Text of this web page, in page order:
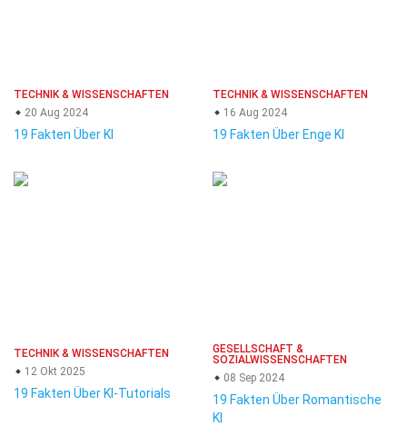
TECHNIK & WISSENSCHAFTEN
20 Aug 2024
19 Fakten Über KI
TECHNIK & WISSENSCHAFTEN
16 Aug 2024
19 Fakten Über Enge KI
TECHNIK & WISSENSCHAFTEN
12 Okt 2025
19 Fakten Über KI-Tutorials
GESELLSCHAFT &
SOZIALWISSENSCHAFTEN
08 Sep 2024
19 Fakten Über Romantische
KI